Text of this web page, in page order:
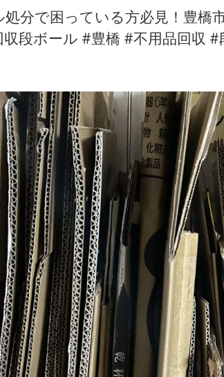
分で困っている方必見！豊橋
段ボール #豊橋 #不用品回収